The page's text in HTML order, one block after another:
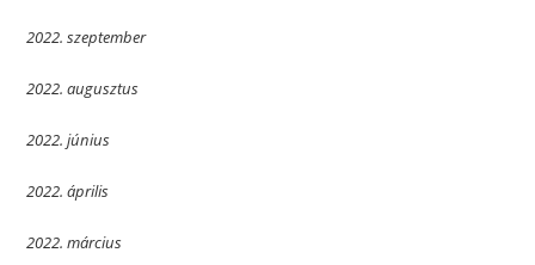
2022. szeptember
2022. augusztus
2022. június
2022. április
2022. március